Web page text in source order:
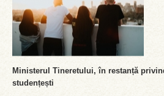
Ministerul Tineretului, în restanță
studențești